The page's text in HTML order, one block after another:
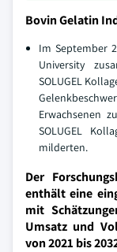
Bovin Gelatin
Im September
University
SOLUGEL
Erwachsenen
SOLUGEL
milderten.
Der
enthält eine
mit
Umsatz und
von 2021 bis